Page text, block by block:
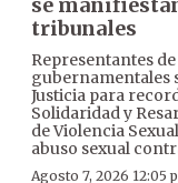
tribunales
Representantes
gubernamentales
Justicia para
Solidaridad y
de Violencia
abuso sexual
Agosto 7, 2026 12:05